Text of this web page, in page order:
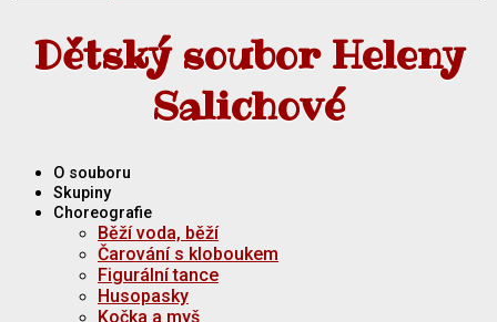
Dětský soubor Heleny
Salichové
O souboru
Skupiny
Choreografie
Běží voda, běží
Čarování s kloboukem
Figurální tance
Husopasky
Kočka a myš